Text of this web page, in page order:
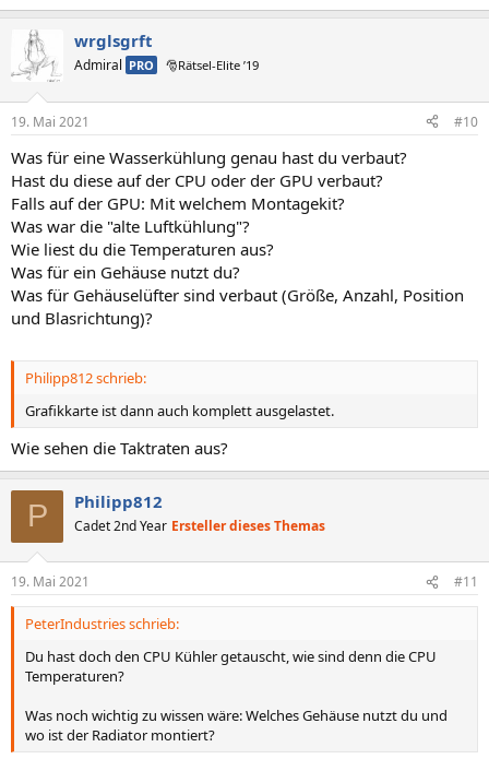
wrglsgrft
Admiral PRO 🎅Rätsel-Elite ’19
19. Mai 2021 #10
Was für eine Wasserkühlung genau hast du verbaut?
Hast du diese auf der CPU oder der GPU verbaut?
Falls auf der GPU: Mit welchem Montagekit?
Was war die "alte Luftkühlung"?
Wie liest du die Temperaturen aus?
Was für ein Gehäuse nutzt du?
Was für Gehäuselüfter sind verbaut (Größe, Anzahl, Position
und Blasrichtung)?
Philipp812 schrieb:
Grafikkarte ist dann auch komplett ausgelastet.
Wie sehen die Taktraten aus?
P Philipp812
Cadet 2nd Year Ersteller dieses Themas
19. Mai 2021 #11
PeterIndustries schrieb:
Du hast doch den CPU Kühler getauscht, wie sind denn die CPU
Temperaturen?
Was noch wichtig zu wissen wäre: Welches Gehäuse nutzt du und
wo ist der Radiator montiert?